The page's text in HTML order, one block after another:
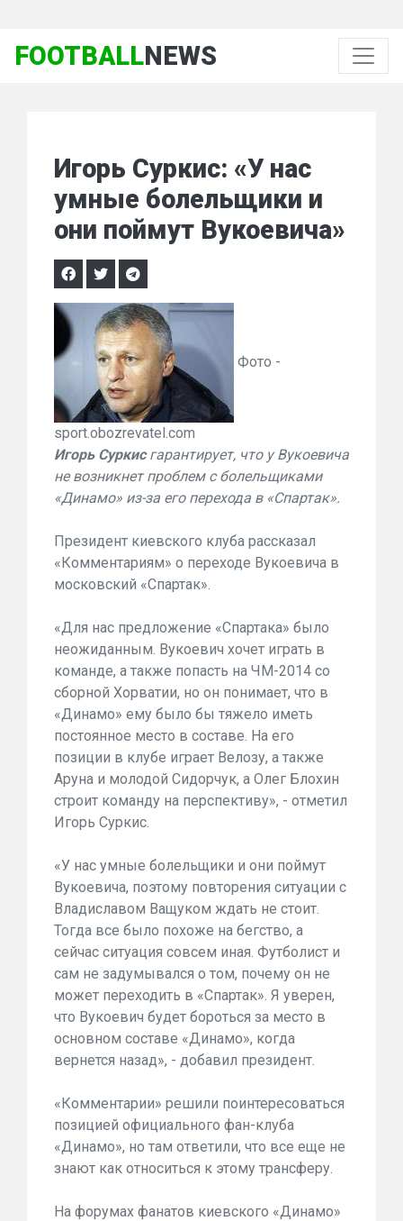
FOOTBALLNEWS
Игорь Суркис: «У нас
умные болельщики и
они поймут Вукоевича»
Фото -
sport.obozrevatel.com
Игорь Суркисгарантирует, что у Вукоевича
не возникнет проблем с болельщиками
«Динамо» из-за его перехода в «Спартак».
Президент киевского клуба рассказал
«Комментариям» о переходе Вукоевича в
московский «Спартак».
«Для нас предложение «Спартака» было
неожиданным. Вукоевич хочет играть в
команде, а также попасть на ЧМ-2014 со
сборной Хорватии, но он понимает, что в
«Динамо» ему было бы тяжело иметь
постоянное место в составе. На его
позиции в клубе играет Велозу, а также
Аруна и молодой Сидорчук, а Олег Блохин
строит команду на перспективу», - отметил
Игорь Суркис.
«У нас умные болельщики и они поймут
Вукоевича, поэтому повторения ситуации с
Владиславом Ващуком ждать не стоит.
Тогда все было похоже на бегство, а
сейчас ситуация совсем иная. Футболист и
сам не задумывался о том, почему он не
может переходить в «Спартак». Я уверен,
что Вукоевич будет бороться за место в
основном составе «Динамо», когда
вернется назад», - добавил президент.
«Комментарии» решили поинтересоваться
позицией официального фан-клуба
«Динамо», но там ответили, что все еще не
знают как относиться к этому трансферу.
На форумах фанатов киевского «Динамо»